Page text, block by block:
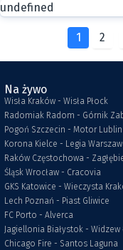
undefined
1 2
Na żywo
Wisła Kraków - Wisła Płock
Radomiak Radom - Górnik
Pogoń Szczecin - Motor Lublin
Korona Kielce - Legia
Raków Częstochowa -
Śląsk Wrocław - Cracovia
GKS Katowice - Wieczysta
Lech Poznań - Piast Gliwice
FC Porto - Alverca
Jagiellonia Białystok - Widzew
Chicago Fire - Santos Laguna